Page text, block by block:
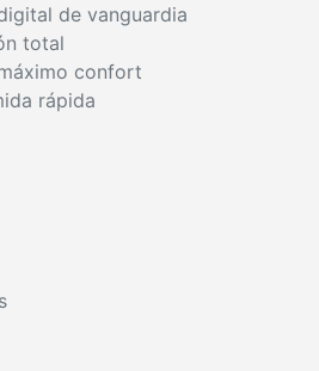
de vanguardia
total
confort
rápida